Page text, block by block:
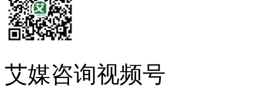
艾媒咨询视频号